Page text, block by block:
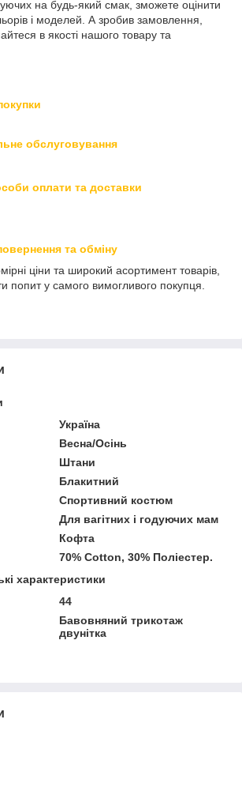
на будь-який смак, зможете оцінити
і моделей. А зробив замовлення,
в якості нашого товару та
обслуговування
оплати та доставки
та обміну
ціни та широкий асортимент товарів,
попит у самого вимогливого покупця.
Україна
Весна/Осінь
Штани
Блакитний
Спортивний костюм
Для вагітних і годуючих мам
Кофта
70% Cotton, 30% Поліестер.
характеристики
44
Бавовняний трикотаж
двунітка